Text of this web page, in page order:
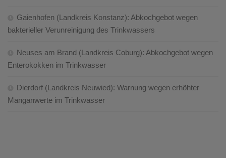
Gaienhofen (Landkreis Konstanz): Abkochgebot wegen
bakterieller Verunreinigung des Trinkwassers
Neuses am Brand (Landkreis Coburg): Abkochgebot wegen
Enterokokken im Trinkwasser
Dierdorf (Landkreis Neuwied): Warnung wegen erhöhter
Manganwerte im Trinkwasser